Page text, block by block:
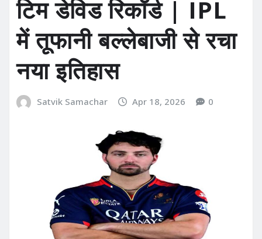
टिम डेविड रिकॉर्ड | IPL
में तूफानी बल्लेबाजी से रचा
नया इतिहास
Satvik Samachar Apr 18, 2026 0